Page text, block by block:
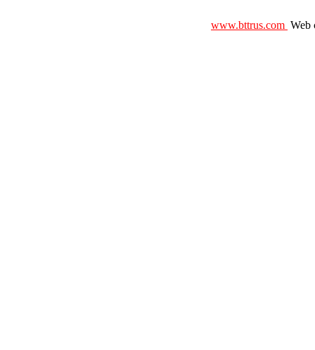
www.bttrus.com Web